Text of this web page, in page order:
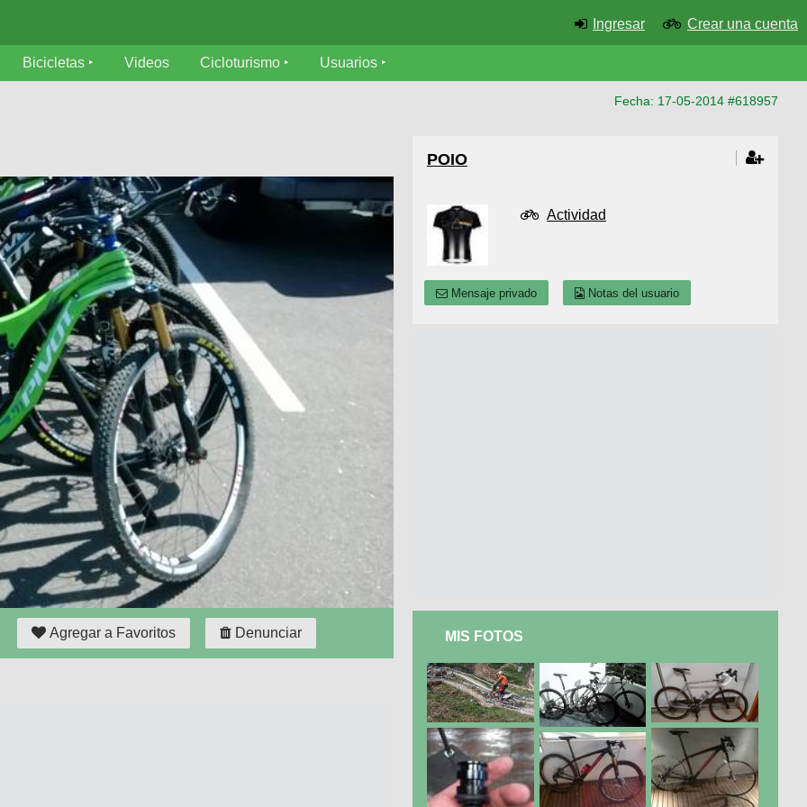
Ingresar Crear una cuenta
Bicicletas Videos Cicloturismo Usuarios
Fecha: 17-05-2014 #618957
Agregar a Favoritos Denunciar
POIO
Actividad
Mensaje privado Notas del usuario
MIS FOTOS